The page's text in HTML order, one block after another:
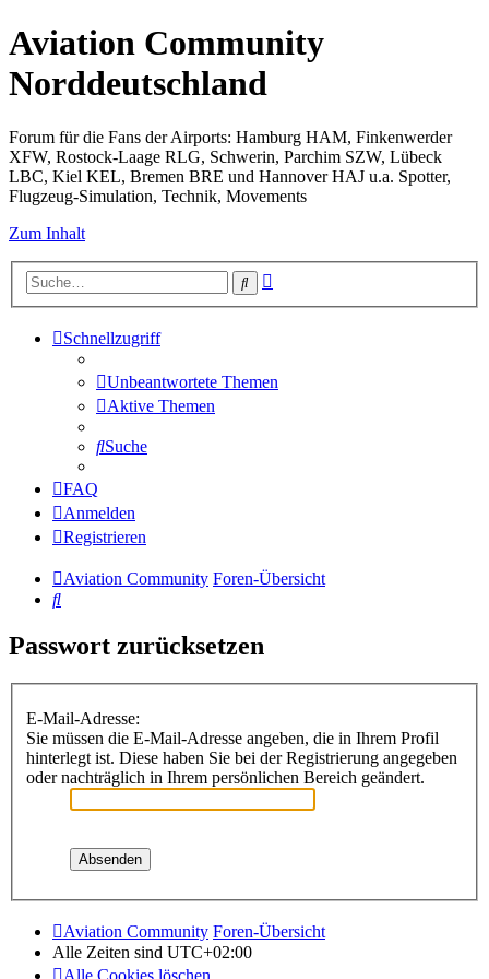
Aviation Community
Norddeutschland
Forum für die Fans der Airports: Hamburg HAM, Finkenwerder
XFW, Rostock-Laage RLG, Schwerin, Parchim SZW, Lübeck
LBC, Kiel KEL, Bremen BRE und Hannover HAJ u.a. Spotter,
Flugzeug-Simulation, Technik, Movements
Zum Inhalt
Suche
Schnellzugriff
Unbeantwortete Themen
Aktive Themen
Suche
FAQ
Anmelden
Registrieren
Aviation Community Foren-Übersicht
Suche
Passwort zurücksetzen
E-Mail-Adresse:
Sie müssen die E-Mail-Adresse angeben, die in Ihrem Profil
hinterlegt ist. Diese haben Sie bei der Registrierung angegeben
oder nachträglich in Ihrem persönlichen Bereich geändert.
Aviation Community Foren-Übersicht
Alle Zeiten sind UTC+02:00
Alle Cookies löschen